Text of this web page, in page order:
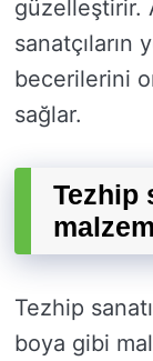
güzelleştirir.
becerilerini
sağlar.
Tezhip
Tezhip
boya gibi